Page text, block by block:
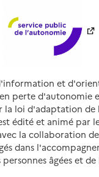
et
perte d'autonomie
la loi d'adaptation de
édité et animé par
la collaboration
dans
âgées et de